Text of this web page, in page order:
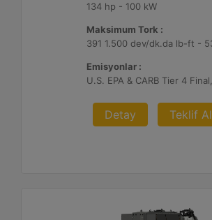
134 hp - 100 kW
Maksimum Tork :
Emisyonlar :
Detay Teklif Al